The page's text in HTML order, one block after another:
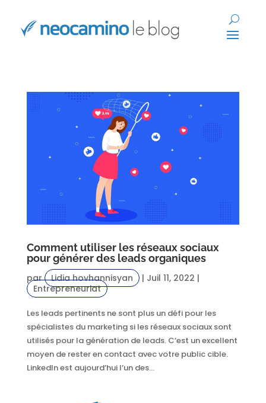
Comment utiliser les réseaux sociaux
pour générer des leads organiques
par Lidia hovhannisyan | Juil 11, 2022 |
Entrepreneuriat
Les leads pertinents ne sont plus un défi pour les
spécialistes du marketing si les réseaux sociaux sont
utilisés pour la génération de leads. C’est un excellent
moyen de rester en contact avec votre public cible.
LinkedIn est aujourd’hui l’un des...